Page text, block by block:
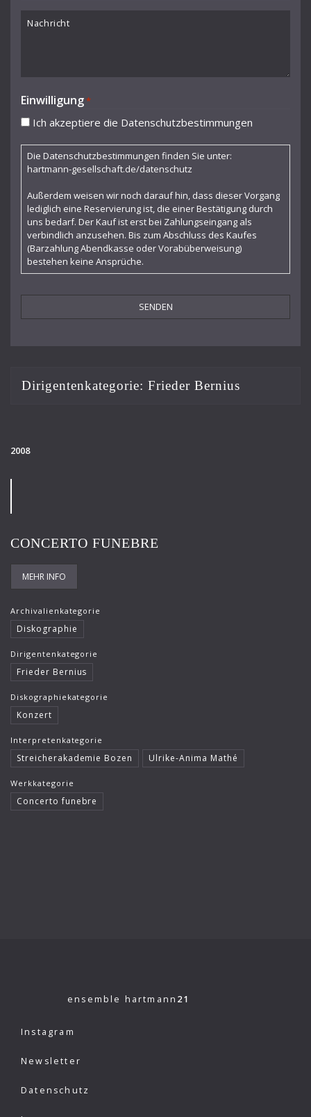
Hermann Scherchen
Juanjo Mena
Karl Fischer
Leon Botstein
Leopold Stokowski
Maffeo Scarpis
Marek Janowski
Markus Stenz
Martin Sieghart
Timothy Reynish
Ulf Schirmer
Viviane Hagner
Vladimir Spivakov
Karten
Nachricht
Einwilligung*
Ich akzeptiere die Datenschutzbestimmungen
Die Datenschutzbestimmungen finden Sie unter:
hartmann-gesellschaft.de/datenschutz
Außerdem weisen wir noch darauf hin, dass dieser Vorgang
lediglich eine Reservierung ist, die einer Bestätigung durch
uns bedarf. Der Kauf ist erst bei Zahlungseingang als
verbindlich anzusehen. Bis zum Abschluss des Kaufes
(Barzahlung Abendkasse oder Vorabüberweisung)
bestehen keine Ansprüche.
Dirigentenkategorie: Frieder Bernius
2008
CONCERTO FUNEBRE
MEHR INFO
Archivalienkategorie
Diskographie
Dirigentenkategorie
Frieder Bernius
Diskographiekategorie
Konzert
Interpretenkategorie
Streicherakademie Bozen Ulrike-Anima Mathé
Werkkategorie
Concerto funebre
ensemble hartmann 21
Instagram
Newsletter
Datenschutz